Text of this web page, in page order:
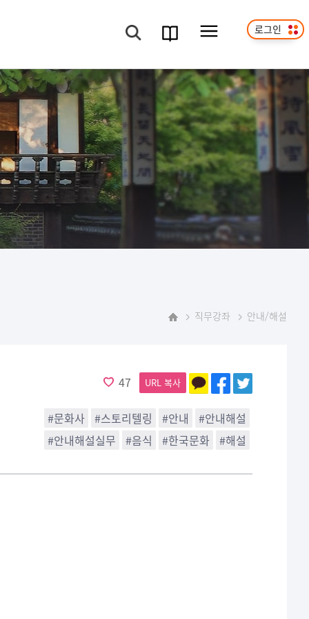
검색
과정
메뉴보기 로그인
직무강좌 안내/해설
47 URL 복사
#문화사 #스토리텔링 #안내
#안내해설
#안내해설실무
#음식 #한국문화 #해설